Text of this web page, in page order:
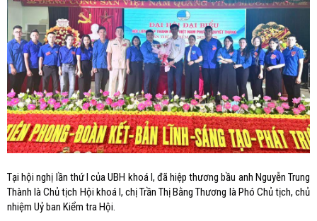
Tại hội nghị lần thứ I của UBH khoá I, đã hiệp thương bầu anh Nguyễn Trung
Thành là Chủ tịch Hội khoá I, chị Trần Thị Bằng Thương là Phó Chủ tịch, chủ
nhiệm Uỷ ban Kiểm tra Hội.